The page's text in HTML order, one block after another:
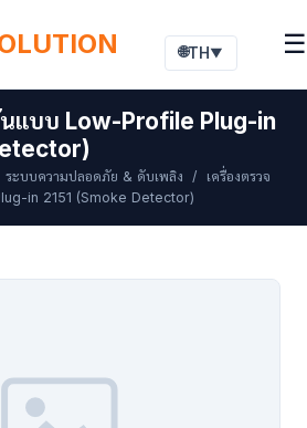
🌐TH ▼ ☰
นแบบ Low-Profile Plug-in
ระบบความปลอดภัย & ดับเพลิง / เครื่องตรวจ
in 2151 (Smoke Detector)